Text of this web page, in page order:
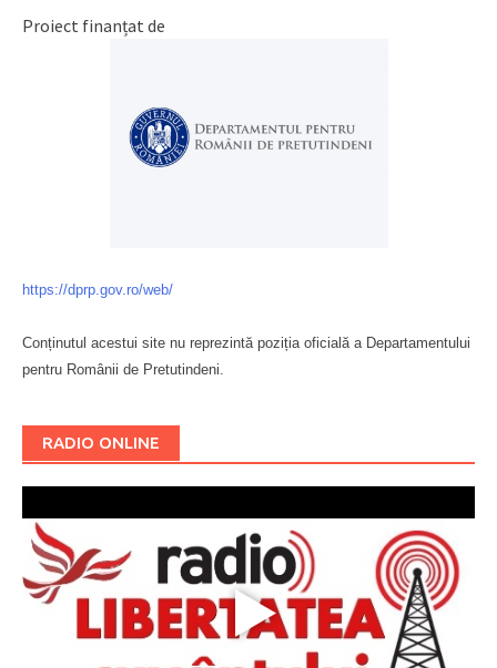
Proiect finanțat de
https://dprp.gov.ro/web/
Conținutul acestui site nu reprezintă poziția oficială a Departamentului
pentru Românii de Pretutindeni.
RADIO ONLINE